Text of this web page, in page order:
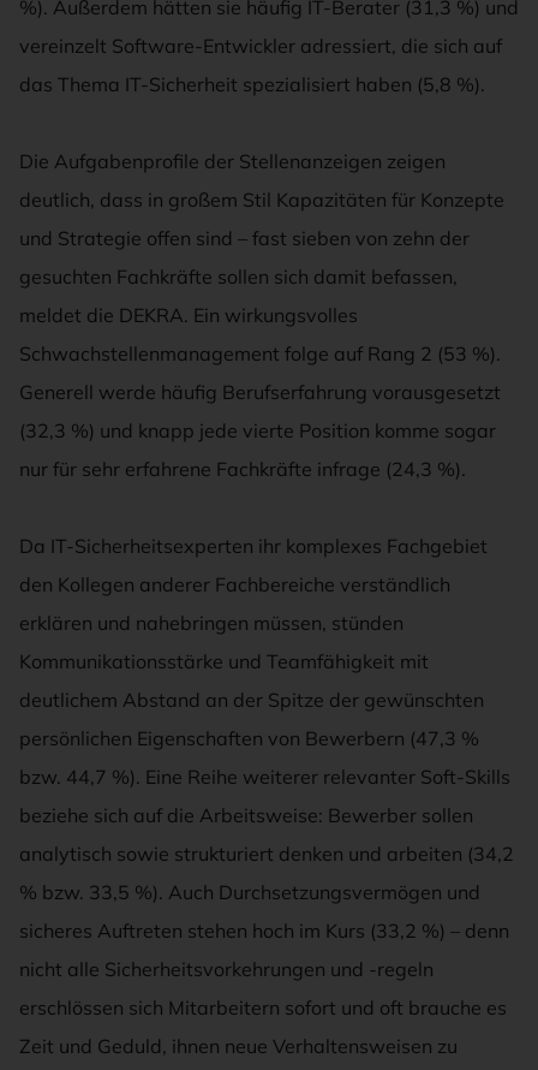
%). Außerdem hätten sie häufig IT-Berater (31,3 %) und
vereinzelt Software-Entwickler adressiert, die sich auf
das Thema IT-Sicherheit spezialisiert haben (5,8 %).
Die Aufgabenprofile der Stellenanzeigen zeigen
deutlich, dass in großem Stil Kapazitäten für Konzepte
und Strategie offen sind – fast sieben von zehn der
gesuchten Fachkräfte sollen sich damit befassen,
meldet die DEKRA. Ein wirkungsvolles
Schwachstellenmanagement folge auf Rang 2 (53 %).
Generell werde häufig Berufserfahrung vorausgesetzt
(32,3 %) und knapp jede vierte Position komme sogar
nur für sehr erfahrene Fachkräfte infrage (24,3 %).
Da IT-Sicherheitsexperten ihr komplexes Fachgebiet
den Kollegen anderer Fachbereiche verständlich
erklären und nahebringen müssen, stünden
Kommunikationsstärke und Teamfähigkeit mit
deutlichem Abstand an der Spitze der gewünschten
persönlichen Eigenschaften von Bewerbern (47,3 %
bzw. 44,7 %). Eine Reihe weiterer relevanter Soft-Skills
beziehe sich auf die Arbeitsweise: Bewerber sollen
analytisch sowie strukturiert denken und arbeiten (34,2
% bzw. 33,5 %). Auch Durchsetzungsvermögen und
sicheres Auftreten stehen hoch im Kurs (33,2 %) – denn
nicht alle Sicherheitsvorkehrungen und -regeln
erschlössen sich Mitarbeitern sofort und oft brauche es
Zeit und Geduld, ihnen neue Verhaltensweisen zu